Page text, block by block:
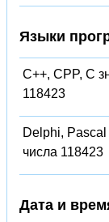
Языки
C++, CPP, C
118423
Delphi, Pascal
числа 118423
Дата и